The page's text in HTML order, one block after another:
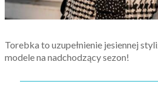
Torebka to uzupełnienie jesiennej
modele na nadchodzący sezon!